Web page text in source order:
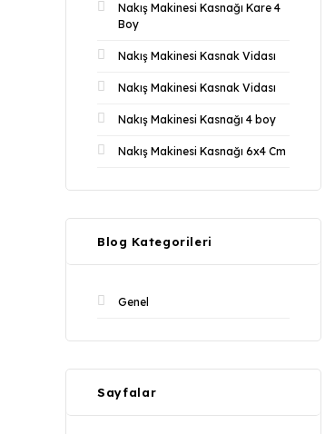
Nakış Makinesi Kasnağı Kare 4
Boy
Nakış Makinesi Kasnak Vidası
Nakış Makinesi Kasnak Vidası
Nakış Makinesi Kasnağı 4 boy
Nakış Makinesi Kasnağı 6x4 Cm
Blog Kategorileri
Genel
Sayfalar